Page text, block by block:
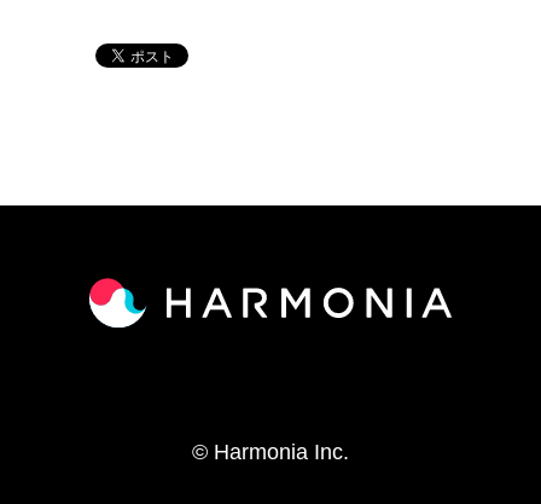
© Harmonia Inc.